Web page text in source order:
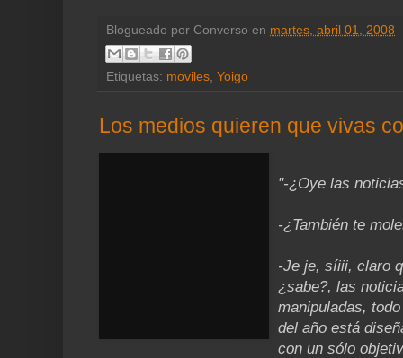
Blogueado por Converso en martes, abril 01, 2008
Etiquetas: moviles Yoigo
Los medios quieren que vivas
"-¿Oye las
-¿También te
-Je je, síiii, claro
¿sabe?, las
manipuladas,
del año está
con un sólo